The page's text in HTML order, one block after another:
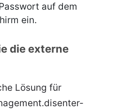
auf dem
ein.
die externe
Lösung für